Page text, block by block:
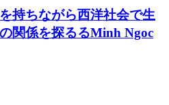
持ちながら西洋社会で生
関係を探るるMinh Ngoc